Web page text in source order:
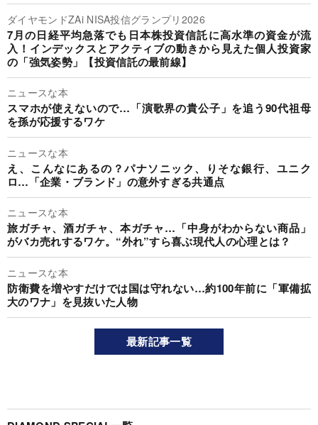
ダイヤモンドZAi NISA投信グランプリ2026
7月の日経平均急落でも日本株投資信託に高水準の資金が流
入！インデックスとアクティブの動きから見えた個人投資家
の「強気姿勢」【投資信託の最前線】
ニュースな本
スマホが使えないので…「演歌界の貴公子」を追う90代祖母
を孫が応援するワケ
ニュースな本
え、こんなにあるの？パナソニック、りそな銀行、ユニク
ロ…「企業・ブランド」の意外すぎる共通点
ニュースな本
旅ガチャ、酒ガチャ、本ガチャ…「中身がわからない商品」
がバカ売れするワケ。“外れ”すら喜ぶ現代人の心理とは？
ニュースな本
防衛費を増やすだけでは国は守れない…約100年前に「軍備拡
大のワナ」を見抜いた人物
最新記事一覧